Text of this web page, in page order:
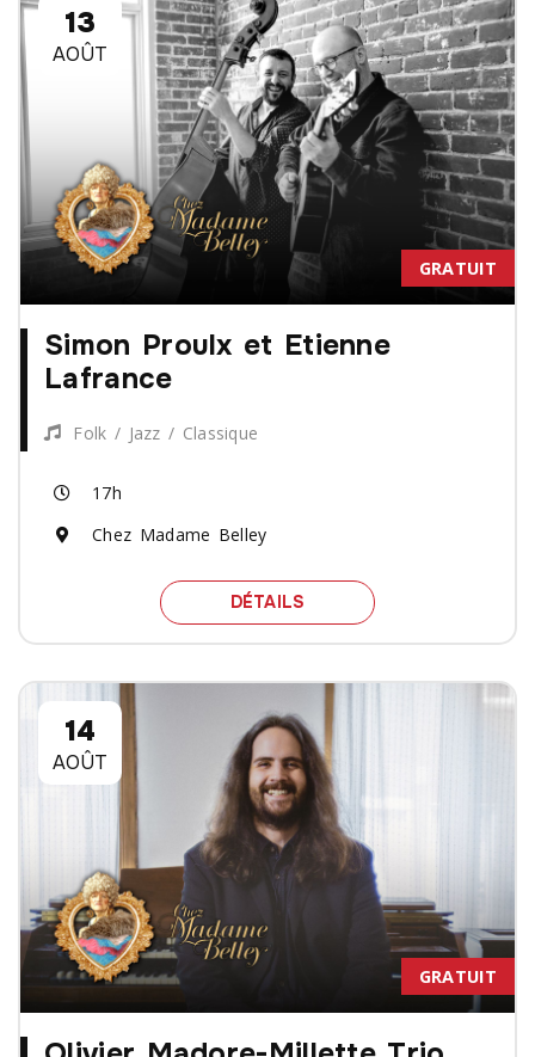
13
AOÛT
GRATUIT
Simon Proulx et Etienne
Lafrance
Folk / Jazz / Classique
17h
Chez Madame Belley
DÉTAILS SPECTACLE SIMON
14
AOÛT
GRATUIT